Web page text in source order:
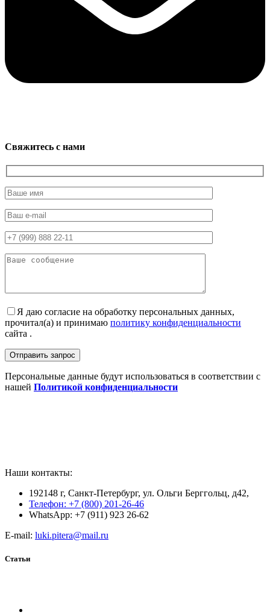
Свяжитесь с нами
Я даю согласие на обработку персональных данных,
прочитал(а) и принимаю политику конфиденциальности
сайта .
Персональные данные будут использоваться в соответствии с
нашей Политикой конфиденциальности
Наши контакты:
192148 г, Санкт-Петербург, ул. Ольги Берггольц, д42,
Телефон: +7 (800) 201-26-46
WhatsApp: +7 (911) 923 26-62
E-mail: luki.pitera@mail.ru
Статьи